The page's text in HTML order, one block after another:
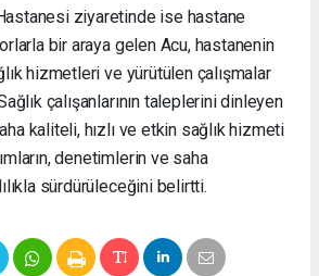
ziyaretinde ise hastane
bir araya gelen Acu, hastanenin
hizmetleri ve yürütülen çalışmalar
çalışanlarının taleplerini dinleyen
kaliteli, hızlı ve etkin sağlık hizmeti
denetimlerin ve saha
sürdürüleceğini belirtti.